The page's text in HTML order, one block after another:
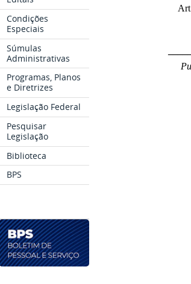
Condições
Especiais
Súmulas
Administrativas
Programas, Planos
e Diretrizes
Legislação Federal
Pesquisar
Legislação
Biblioteca
BPS